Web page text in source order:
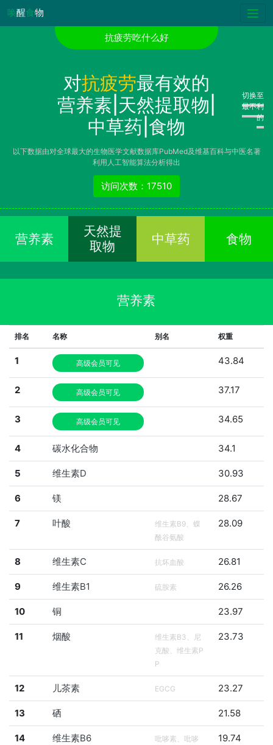
唤醒食物
抗疲劳吃什么好
对抗疲劳最有效的
营养素|天然提取物|
中草药|食物
切换至
最不利
的
以下数据由对全球最大的生物医学文献数据库PubMed及维基百科与中医名著
利用人工智能算法分析得出
访问次数：17510
营养素
天然提
取物
中草药 食物
营养素
排名 名称 别名 权重
1 高级会员可见 43.84
2 高级会员可见 37.17
3 高级会员可见 34.65
4 碳水化合物 34.1
5 维生素D 30.93
6 镁 28.67
7 叶酸
维生素B9、蝶
酰谷氨酸
28.09
8 维生素C 抗坏血酸 26.81
9 维生素B1 硫胺素 26.26
10 铜 23.97
11 烟酸
维生素B3、尼
克酸、维生素P
P
23.73
12 儿茶素 EGCG 23.27
13 硒 21.58
14 维生素B6
吡哆素、吡哆
19.74